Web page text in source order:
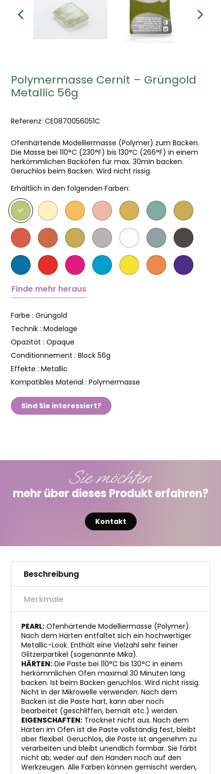
Polymermasse Cernit – Grüngold
Metallic 56g
Referenz: CE0870056051C
Ofenhärtende Modelliermasse (Polymer) zum Backen.
Die Masse bei 110°C (230°F) bis 130°C (266°F) in einem
herkömmlichen Backofen für max. 30min backen.
Geruchlos beim Backen. Wird nicht rissig.
Erhältlich in den folgenden Farben:
Finde mehr heraus
Farbe : Grüngold
Technik : Modelage
Opazität : Opaque
Conditionnement : Block 56g
Effekte : Metallic
Kompatibles Material : Polymermasse
Sind Sie interessiert?
Sie möchten
mehr über dieses Produkt erfahren?
Kontakt
Beschreibung
Merkmale
PEARL: Ofenhärtende Modelliermasse (Polymer).
Nach dem Härten entfaltet sich ein hochwertiger
Metallic-Look. Enthält eine Vielzahl sehr feiner
Glitzerpartikel (sogenannte Mika).
HÄRTEN: Die Paste bei 110°C bis 130°C in einem
herkömmlichen Ofen maximal 30 Minuten lang
backen. Ist beim Backen geruchlos. Wird nicht rissig.
Nicht in der Mikrowelle verwenden. Nach dem
Backen ist die Paste hart, kann aber noch
bearbeitet (geschliffen, bemalt etc.) werden.
EIGENSCHAFTEN: Trocknet nicht aus. Nach dem
Härten im Ofen ist die Paste vollständig fest, bleibt
aber flexibel. Geruchlos, die Paste ist angenehm zu
verarbeiten und bleibt unendlich formbar. Sie färbt
nicht ab; weder auf den Händen noch auf den
Werkzeugen. Alle Farben können gemischt werden,